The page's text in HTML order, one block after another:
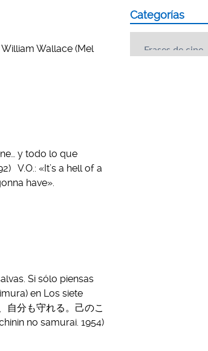
Wallace (Mel
y todo lo que
V.O.: «It’s a hell of a
have».
Si sólo piensas
en Los siete
自分も守れる。己のこ
no samurai. 1954)
Categorías